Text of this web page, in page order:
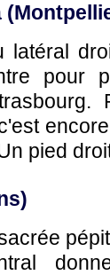
latéral
pour
pied